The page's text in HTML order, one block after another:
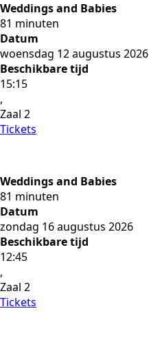
Weddings and Babies
81 minuten
Datum
woensdag 12 augustus 2026
Beschikbare tijd
15:15
,
Zaal 2
Tickets
Weddings and Babies
81 minuten
Datum
zondag 16 augustus 2026
Beschikbare tijd
12:45
,
Zaal 2
Tickets